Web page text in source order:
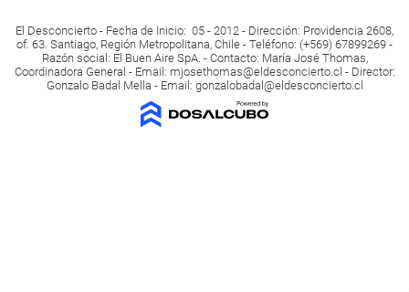
El Desconcierto - Fecha de Inicio: 05 - 2012 - Dirección: Providencia 2608,
of. 63. Santiago, Región Metropolitana, Chile - Teléfono: (+569) 67899269 -
Razón social: El Buen Aire SpA. - Contacto: María José Thomas,
Coordinadora General - Email: mjosethomas@eldesconcierto.cl - Director:
Gonzalo Badal Mella - Email: gonzalobadal@eldesconcierto.cl